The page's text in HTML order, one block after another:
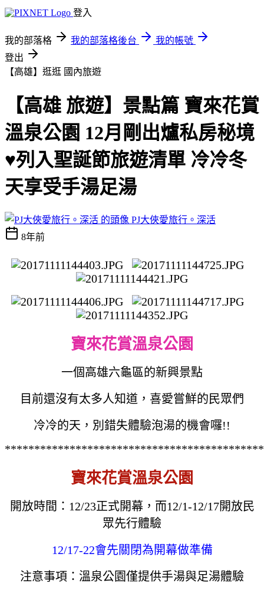
登入
我的部落格 我的部落格後台
我的帳號
登出
【高雄】逛逛 國內旅遊
【高雄 旅遊】景點篇 寶來花賞
溫泉公園 12月剛出爐私房秘境
♥列入聖誕節旅遊清單 冷冷冬
天享受手湯足湯
PJ大俠愛旅行。深活
8年前
寶來花賞溫泉公園
一個高雄六龜區的新興景點
目前還沒有太多人知道，喜愛嘗鮮的民眾們
冷冷的天，別錯失體驗泡湯的機會囉!!
寶來花賞溫泉公園
開放時間：12/23正式開幕，而12/1-12/17開放民
眾先行體驗
12/17-22會先關閉為開幕做準備
注意事項：溫泉公園僅提供手湯與足湯體驗